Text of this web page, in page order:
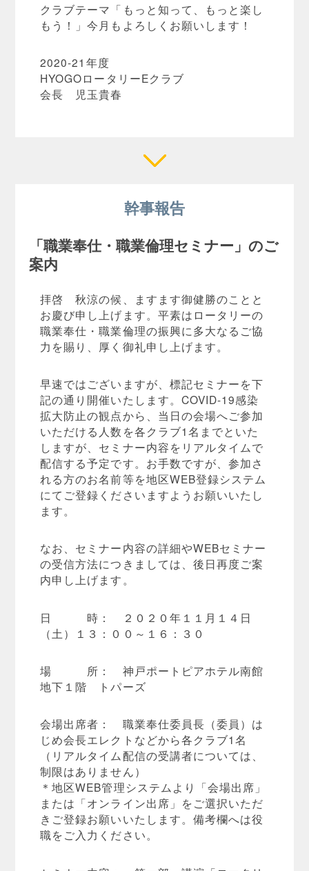
クラブテーマ「もっと知って、もっと楽し
もう！」今月もよろしくお願いします！
2020-21年度
HYOGOロータリーEクラブ
会長 児玉貴春
幹事報告
「職業奉仕・職業倫理セミナー」のご
案内
拝啓 秋涼の候、ますます御健勝のことと
お慶び申し上げます。平素はロータリーの
職業奉仕・職業倫理の振興に多大なるご協
力を賜り、厚く御礼申し上げます。
早速ではございますが、標記セミナーを下
記の通り開催いたします。COVID-19感染
拡大防止の観点から、当日の会場へご参加
いただける人数を各クラブ1名までといた
しますが、セミナー内容をリアルタイムで
配信する予定です。お手数ですが、参加さ
れる方のお名前等を地区WEB登録システム
にてご登録くださいますようお願いいたし
ます。
なお、セミナー内容の詳細やWEBセミナー
の受信方法につきましては、後日再度ご案
内申し上げます。
日 時： ２０２０年１１月１４日
（土）１３：００～１６：３０
場 所： 神戸ポートピアホテル南館
地下１階 トパーズ
会場出席者： 職業奉仕委員長（委員）は
じめ会長エレクトなどから各クラブ1名
（リアルタイム配信の受講者については、
制限はありません）
＊地区WEB管理システムより「会場出席」
または「オンライン出席」をご選択いただ
きご登録お願いいたします。備考欄へは役
職をご入力ください。